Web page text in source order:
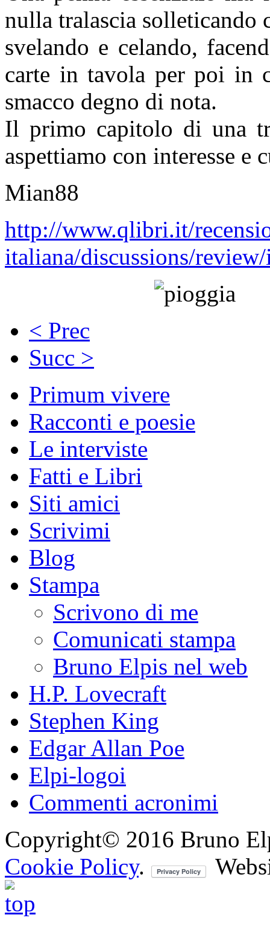
nulla tralascia solleticando
svelando e celando,
carte in tavola per poi in
smacco degno di nota.
Il primo capitolo di una
aspettiamo con interesse
Mian88
http://www.qlibri.it/
italiana/discussions/
< Prec
Succ >
Primum vivere
Racconti e poesie
Le interviste
Fatti e Libri
Siti amici
Scrivimi
Blog
Stampa
Scrivono di me
Comunicati stampa
Bruno Elpis nel web
H.P. Lovecraft
Stephen King
Edgar Allan Poe
Elpi-logoi
Commenti acronimi
Copyright© 2016 Bruno
Cookie Policy.